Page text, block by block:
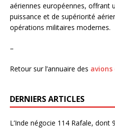
aériennes européennes, offrant
puissance et de supériorité
opérations militaires modernes.
–
Retour sur l’annuaire des avions
DERNIERS ARTICLES
L’Inde négocie 114 Rafale, dont